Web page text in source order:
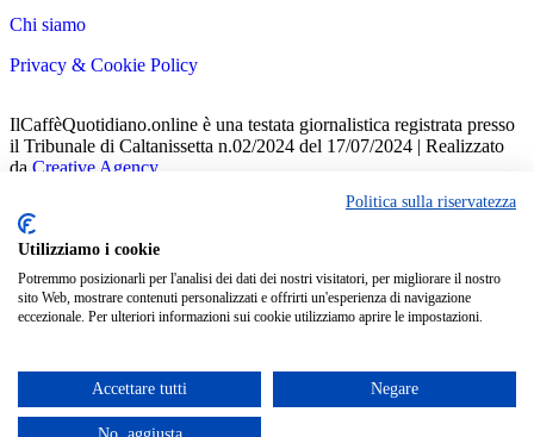
Chi siamo
Privacy & Cookie Policy
IlCaffèQuotidiano.online è una testata giornalistica registrata presso
il Tribunale di Caltanissetta n.02/2024 del 17/07/2024 | Realizzato
da Creative Agency
Sign in to your account
Nome utente o indirizzo email
Ricordami
Politica sulla riservatezza
Utilizziamo i cookie
Potremmo posizionarli per l'analisi dei dati dei nostri visitatori, per migliorare il nostro
sito Web, mostrare contenuti personalizzati e offrirti un'esperienza di navigazione
eccezionale. Per ulteriori informazioni sui cookie utilizziamo aprire le impostazioni.
Accettare tutti Negare